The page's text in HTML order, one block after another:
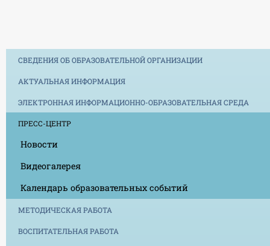
СВЕДЕНИЯ ОБ ОБРАЗОВАТЕЛЬНОЙ ОРГАНИЗАЦИИ
АКТУАЛЬНАЯ ИНФОРМАЦИЯ
ЭЛЕКТРОННАЯ ИНФОРМАЦИОННО-ОБРАЗОВАТЕЛЬНАЯ СРЕДА
ПРЕСС-ЦЕНТР
Новости
Видеогалерея
Календарь образовательных событий
МЕТОДИЧЕСКАЯ РАБОТА
ВОСПИТАТЕЛЬНАЯ РАБОТА